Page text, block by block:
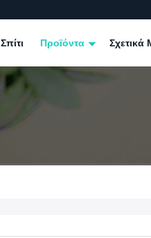
Σπίτι Προϊόντα Σχετικά